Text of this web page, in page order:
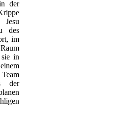
der
des
im
in
der